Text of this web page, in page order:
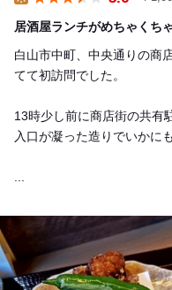
居酒屋ランチがめちゃくち
白山市中町、中央通りの商
てて初訪問でした。
13時少し前に商店街の共有
入口が凝った造りでいかに